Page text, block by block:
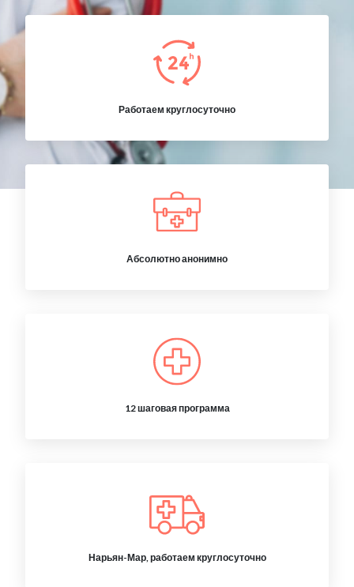
Работаем круглосуточно
Абсолютно анонимно
12 шаговая программа
Нарьян-Мар, работаем круглосуточно